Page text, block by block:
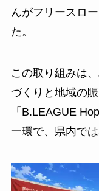
んがフリースロ
た。
この取り組みは
づくりと地域の
「B.LEAGUE
一環で、県内で